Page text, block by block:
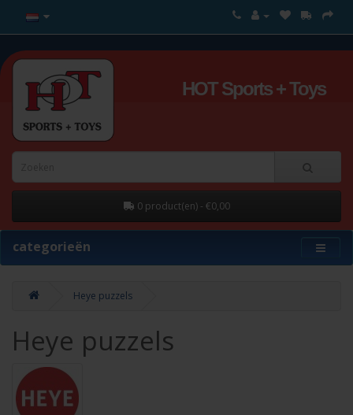
HOT Sports + Toys
0 product(en) - €0,00
categorieën
Heye puzzels
Heye puzzels